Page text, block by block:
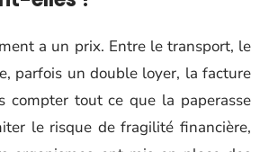
a un prix. Entre le transport, le
parfois un double loyer, la facture
compter tout ce que la paperasse
le risque de fragilité financière,